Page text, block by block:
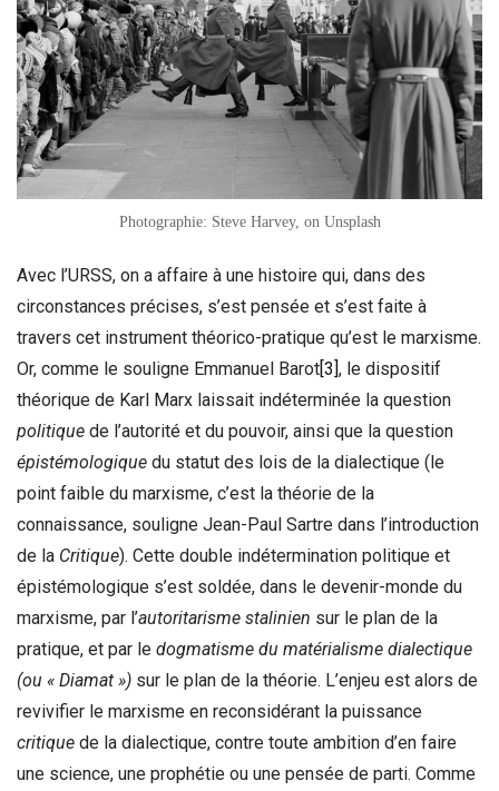
Photographie: Steve Harvey, on Unsplash
Avec l’URSS, on a affaire à une histoire qui, dans des
circonstances précises, s’est pensée et s’est faite à
travers cet instrument théorico-pratique qu’est le marxisme.
Or, comme le souligne Emmanuel Barot [3] , le dispositif
théorique de Karl Marx laissait indéterminée la question
politique de l’autorité et du pouvoir, ainsi que la question
épistémologique du statut des lois de la dialectique (le
point faible du marxisme, c’est la théorie de la
connaissance, souligne Jean-Paul Sartre dans l’introduction
de la Critique). Cette double indétermination politique et
épistémologique s’est soldée, dans le devenir-monde du
marxisme, par l’autoritarisme stalinien sur le plan de la
pratique, et par le dogmatisme du matérialisme dialectique
(ou « Diamat ») sur le plan de la théorie. L’enjeu est alors de
revivifier le marxisme en reconsidérant la puissance
critique de la dialectique, contre toute ambition d’en faire
une science, une prophétie ou une pensée de parti. Comme